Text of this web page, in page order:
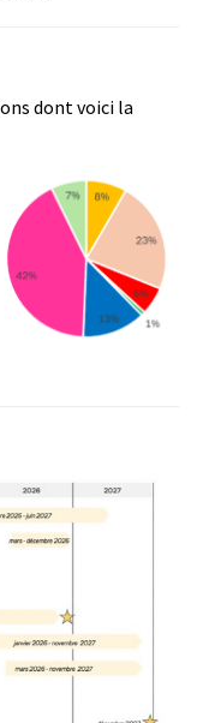
dont voici la